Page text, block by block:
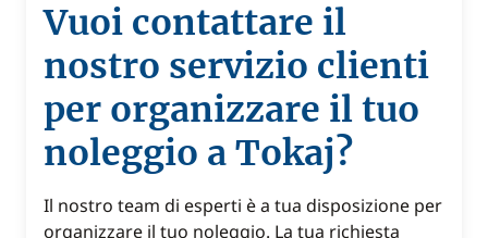
Vuoi contattare il
nostro servizio clienti
per organizzare il tuo
noleggio a Tokaj?
Il nostro team di esperti è a tua disposizione per
organizzare il tuo noleggio. La tua richiesta